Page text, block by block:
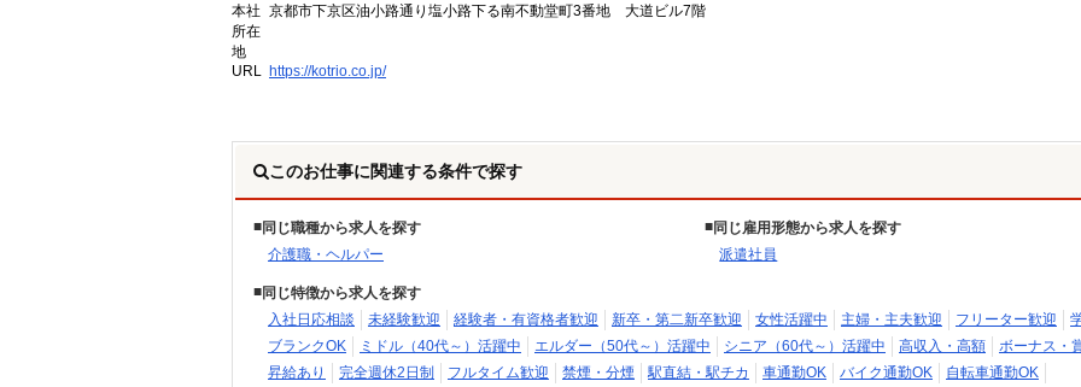
本社
所在
地
京都市下京区油小路通り塩小路下る南不動堂町3番地 大道ビル7階
URL https://kotrio.co.jp/
このお仕事に関連する条件で探す
同じ職種から求人を探す
介護職・ヘルパー
同じ雇用形態から求人を探す
派遣社員
同じ特徴から求人を探す
入社日応相談
未経験歓迎 経験者・有資格者歓迎 新卒・第二新卒歓迎 女性活躍中 主婦・主夫歓迎 フリーター歓迎
ブランクOK
ミドル（40代～）活躍中 エルダー（50代～）活躍中 シニア（60代～）活躍中 高収入・高額
ボーナス・
昇給あり
完全週休2日制 フルタイム歓迎 禁煙・分煙 駅直結・駅チカ 車通勤OK バイク通勤OK
自転車通勤OK